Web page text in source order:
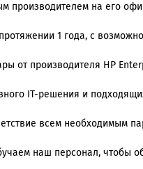
производителем на его
1 года, с
от производителя HP
IT-решения и
всем необходимым
наш персонал, чтобы